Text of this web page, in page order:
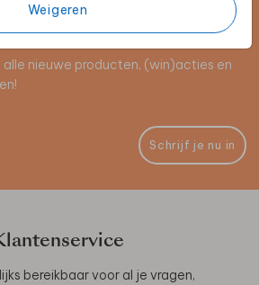
Weigeren
de nieuwsbrief
nieuwe producten, (win)acties en
Schrijf je nu in
bereikbaar voor al je vragen,